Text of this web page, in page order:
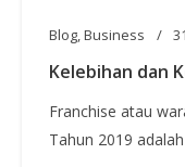
Blog,Business
Kelebihan dan
Franchise atau
Tahun 2019